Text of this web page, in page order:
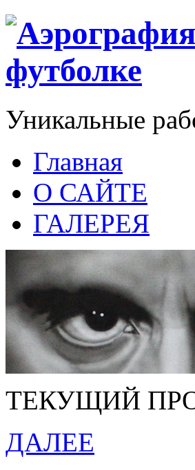
Уникальные
Главная
О САЙТЕ
ГАЛЕРЕЯ
ТЕКУЩИЙ
ДАЛЕЕ